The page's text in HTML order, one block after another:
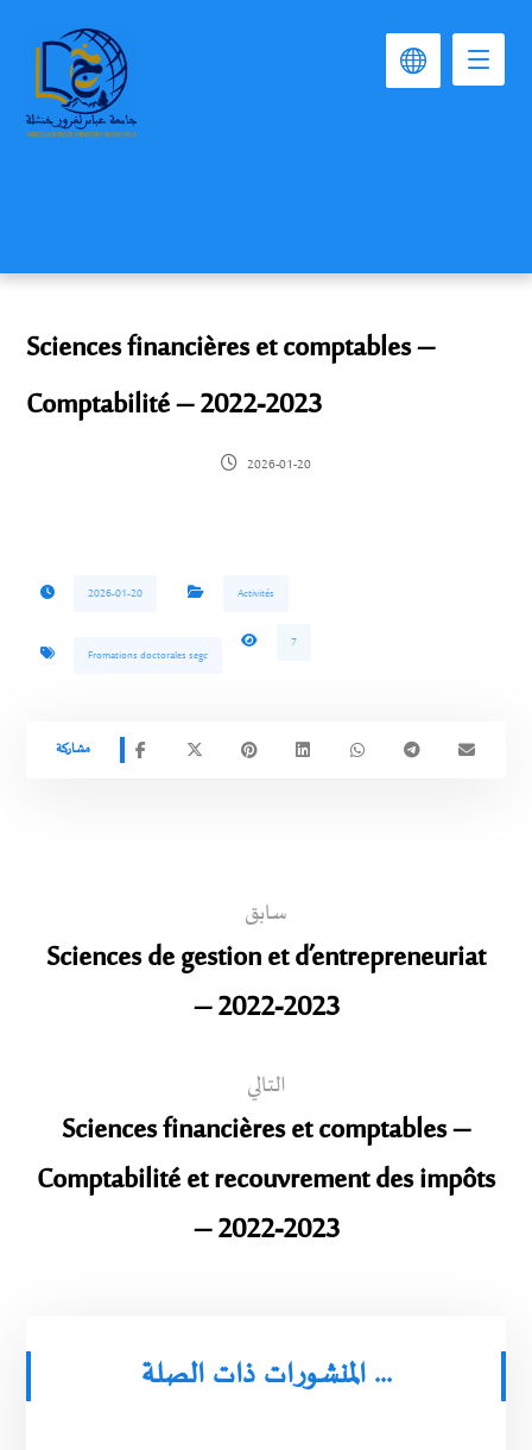
Sciences financières et comptables –
Comptabilité – 2022-2023
2026-01-20
2026-01-20 Activités
Fromations doctorales segc
7
سابق
Sciences de gestion et d’entrepreneuriat
– 2022-2023
التالي
Sciences financières et comptables –
Comptabilité et recouvrement des impôts
– 2022-2023
المنشورات ذات الصلة ...